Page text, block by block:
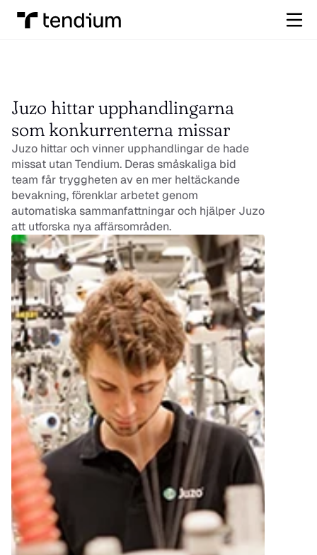
Juzo hittar upphandlingarna
som konkurrenterna missar
Juzo hittar och vinner upphandlingar de hade
missat utan Tendium. Deras småskaliga bid
team får tryggheten av en mer heltäckande
bevakning, förenklar arbetet genom
automatiska sammanfattningar och hjälper Juzo
att utforska nya affärsområden.